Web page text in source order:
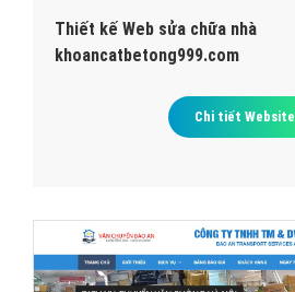
Thiết kế Web sửa chữa nhà
khoancatbetong999.com
Chi tiết Website